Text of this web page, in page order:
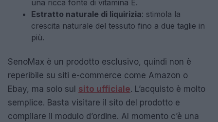
una ricca fonte di vitamina E.
Estratto naturale di liquirizia: stimola la
crescita naturale del tessuto fino a due taglie in
più.
SenoMax è un prodotto esclusivo, quindi non è
reperibile su siti e-commerce come Amazon o
Ebay, ma solo sul sito ufficiale. L’acquisto è molto
semplice. Basta visitare il sito del prodotto e
compilare il modulo d’ordine. Al momento c’è una